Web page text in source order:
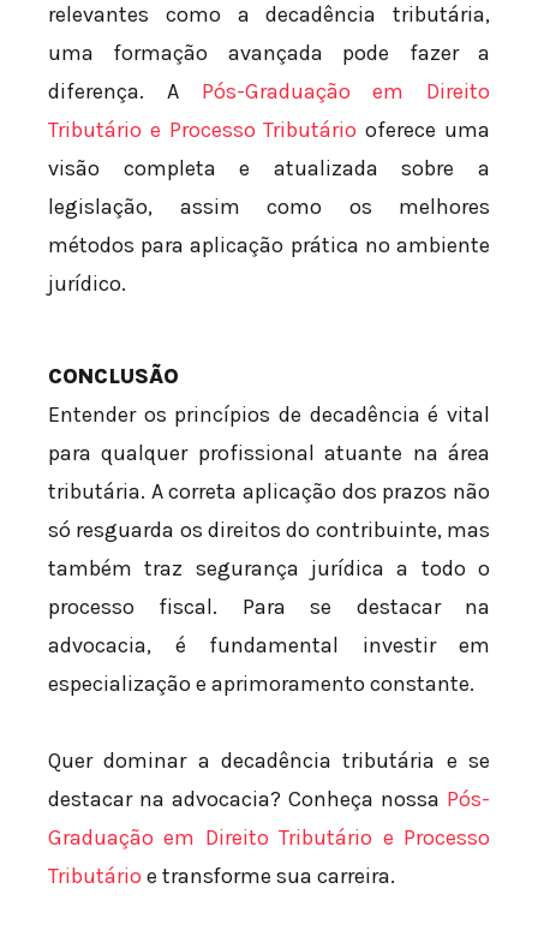
relevantes como a decadência tributária,
uma formação avançada pode fazer a
diferença. A Pós-Graduação em Direito
Tributário e Processo Tributário oferece uma
visão completa e atualizada sobre a
legislação, assim como os melhores
métodos para aplicação prática no ambiente
jurídico.
CONCLUSÃO
Entender os princípios de decadência é vital
para qualquer profissional atuante na área
tributária. A correta aplicação dos prazos não
só resguarda os direitos do contribuinte, mas
também traz segurança jurídica a todo o
processo fiscal. Para se destacar na
advocacia, é fundamental investir em
especialização e aprimoramento constante.
Quer dominar a decadência tributária e se
destacar na advocacia? Conheça nossa Pós-
Graduação em Direito Tributário e Processo
Tributário e transforme sua carreira.